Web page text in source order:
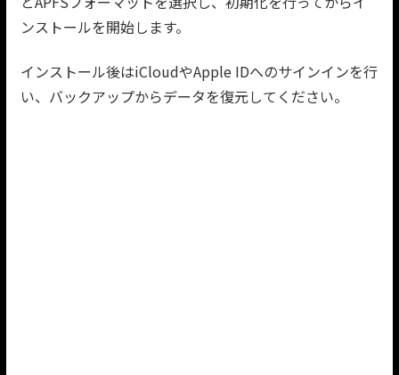
ンストールを開始します。
インストール後はiCloudやApple IDへのサインインを行
い、バックアップからデータを復元してください。